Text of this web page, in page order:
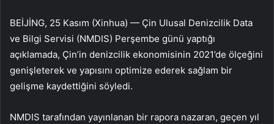
BEİJİNG, 25 Kasım (Xinhua) — Çin Ulusal Denizcilik Data
ve Bilgi Servisi (NMDIS) Perşembe günü yaptığı
açıklamada, Çin’in denizcilik ekonomisinin 2021’de ölçeğini
genişleterek ve yapısını optimize ederek sağlam bir
gelişme kaydettiğini söyledi.
NMDIS tarafından yayınlanan bir rapora nazaran, geçen yıl